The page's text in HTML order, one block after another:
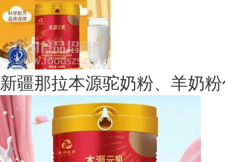
新疆那拉本源驼奶粉、羊奶